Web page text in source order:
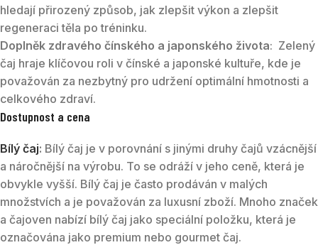
hledají přirozený způsob, jak zlepšit výkon a zlepšit
regeneraci těla po tréninku.
Doplněk zdravého čínského a japonského života: Zelený
čaj hraje klíčovou roli v čínské a japonské kultuře, kde je
považován za nezbytný pro udržení optimální hmotnosti a
celkového zdraví.
Dostupnost a cena
Bílý čaj: Bílý čaj je v porovnání s jinými druhy čajů vzácnější
a náročnější na výrobu. To se odráží v jeho ceně, která je
obvykle vyšší. Bílý čaj je často prodáván v malých
množstvích a je považován za luxusní zboží. Mnoho značek
a čajoven nabízí bílý čaj jako speciální položku, která je
označována jako premium nebo gourmet čaj.